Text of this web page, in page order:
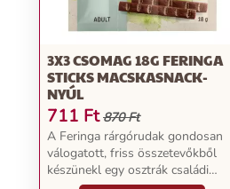
3X3 CSOMAG 18G FERINGA
STICKS MACSKASNACK-
NYÚL
711 Ft 870 Ft
A Feringa rárgórudak gondosan
válogatott, friss összetevőkből
készünekl egy osztrák családi